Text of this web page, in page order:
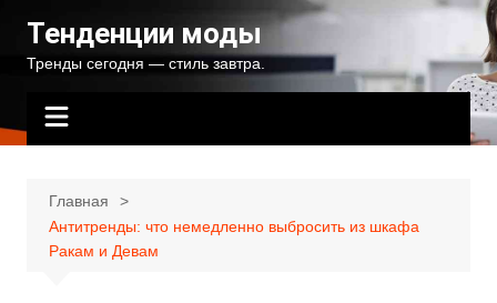
содержимому
Тенденции моды
Тренды сегодня — стиль завтра.
Главная
Антитренды: что немедленно выбросить из шкафа
Ракам и Девам